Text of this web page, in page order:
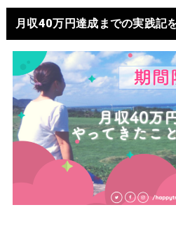
月収40万円達成までの実践記